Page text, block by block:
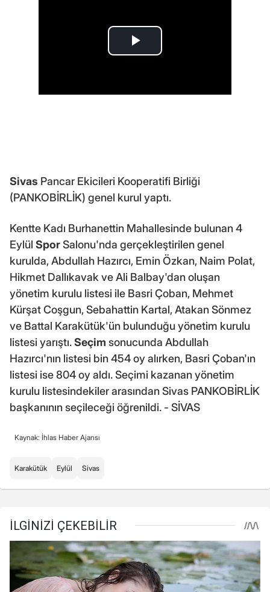
Sivas Pancar Ekicileri Kooperatifi Birliği
(PANKOBİRLİK) genel kurul yaptı.
Kentte Kadı Burhanettin Mahallesinde bulunan 4
Eylül SporSalonu'nda gerçekleştirilen genel
kurulda, Abdullah Hazırcı, Emin Özkan, Naim Polat,
Hikmet Dallıkavak ve Ali Balbay'dan oluşan
yönetim kurulu listesi ile Basri Çoban, Mehmet
Kürşat Coşgun, Sebahattin Kartal, Atakan Sönmez
ve Battal Karakütük'ün bulunduğu yönetim kurulu
listesi yarıştı.Seçim sonucunda Abdullah
Hazırcı'nın listesi bin 454 oy alırken, Basri Çoban'ın
listesi ise 804 oy aldı. Seçimi kazanan yönetim
kurulu listesindekiler arasından Sivas PANKOBİRLİK
başkanının seçileceği öğrenildi. - SİVAS
Kaynak: İhlas Haber Ajansı
Karakütük Eylül Sivas